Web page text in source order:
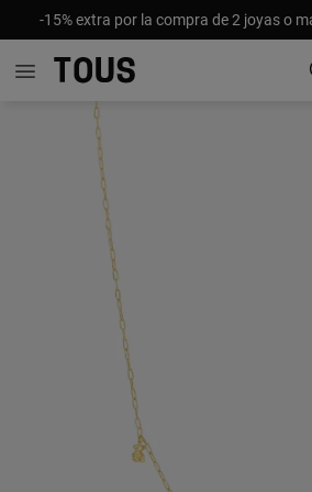
-15% extra por la compra de 2 joyas o